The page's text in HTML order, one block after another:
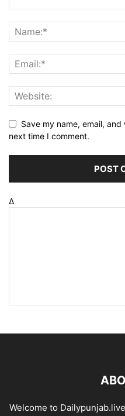
Save my name, email,
next time I comment.
Δ
Welcome to